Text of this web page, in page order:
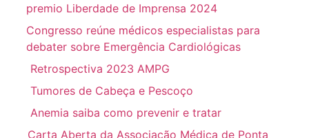
premio Liberdade de Imprensa 2024
Congresso reúne médicos especialistas para
debater sobre Emergência Cardiológicas
Retrospectiva 2023 AMPG
Tumores de Cabeça e Pescoço
Anemia saiba como prevenir e tratar
Carta Aberta da Associação Médica de Ponta